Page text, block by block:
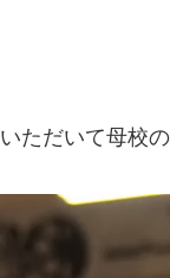
ただいて母校